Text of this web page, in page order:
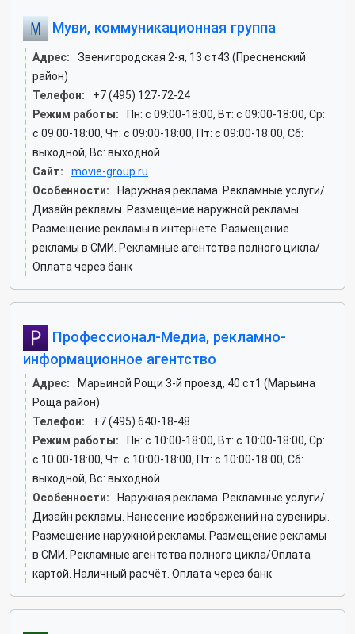
Муви, коммуникационная группа
Адрес:
Звенигородская 2-я, 13 ст43 (Пресненский
район)
Телефон:
+7 (495) 127-72-24
Режим работы:
Пн: c 09:00-18:00, Вт: c 09:00-18:00, Ср:
c 09:00-18:00, Чт: c 09:00-18:00, Пт: c 09:00-18:00, Сб:
выходной, Вс: выходной
Сайт:
movie-group.ru
Особенности:
Наружная реклама. Рекламные услуги/
Дизайн рекламы. Размещение наружной рекламы.
Размещение рекламы в интернете. Размещение
рекламы в СМИ. Рекламные агентства полного цикла/
Оплата через банк
Профессионал-Медиа, рекламно-
информационное агентство
Адрес:
Марьиной Рощи 3-й проезд, 40 ст1 (Марьина
Роща район)
Телефон:
+7 (495) 640-18-48
Режим работы:
Пн: c 10:00-18:00, Вт: c 10:00-18:00, Ср:
c 10:00-18:00, Чт: c 10:00-18:00, Пт: c 10:00-18:00, Сб:
выходной, Вс: выходной
Особенности:
Наружная реклама. Рекламные услуги/
Дизайн рекламы. Нанесение изображений на сувениры.
Размещение наружной рекламы. Размещение рекламы
в СМИ. Рекламные агентства полного цикла/Оплата
картой. Наличный расчёт. Оплата через банк